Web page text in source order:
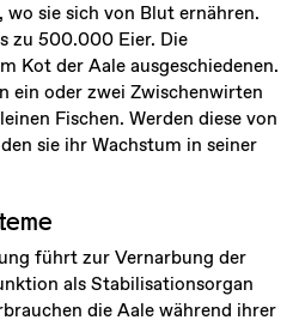
sie sich von Blut ernähren.
zu 500.000 Eier. Die
Kot der Aale ausgeschiedenen.
ein oder zwei Zwischenwirten
Fischen. Werden diese von
sie ihr Wachstum in seiner
führt zur Vernarbung der
als Stabilisationsorgan
die Aale während ihrer